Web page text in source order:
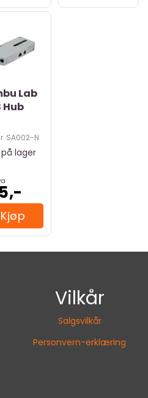
Lab
Hub
SA002-N
på lager
Kjøp
Vilkår
Salgsvilkår
Personvern-erklæring